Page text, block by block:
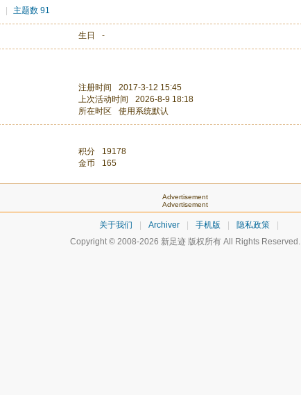
主题数 91
生日 -
注册时间
2017-3-12 15:45
上次活动时间
2026-8-9 18:18
所在时区 使用系统默认
积分
19178
金币 165
Advertisement
Advertisement
关于我们 Archiver 手机版 隐私政策
Copyright © 2008-2026 新足迹 版权所有 All Rights Reserved.